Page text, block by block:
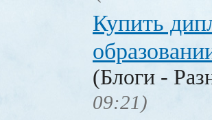
Купить
(Блоги -
09:21)